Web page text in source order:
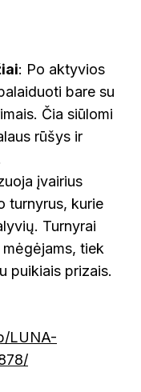
: Po aktyvios
bare su
Čia siūlomi
rūšys ir
įvairius
turnyrus, kurie
Turnyrai
tiek
puikiais prizais.
LUNA-